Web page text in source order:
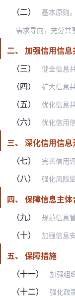
（二）
基本原则。
二、 加强信用信
（三）
健全信息共享网络。省级人民政府
（四） 扩大信息共享范围。进一步整合市场
（五） 优化信息共享方式。立足工作实际
（六） 优化信用信息服务。各级融资信用
三、 深化信用信
（七）
完善信用评价体系。各级融资信用
（八） 强化风险监测处置。各级融资信用
四、 保障信息主
（九）
规范信息管理使用。各数据提供单
（十） 加强信息安全保障。各级融资信用
五、 保障措施
（十一）
加强组织协调。国家发展改
（十二） 强化政策支持。地方人民政